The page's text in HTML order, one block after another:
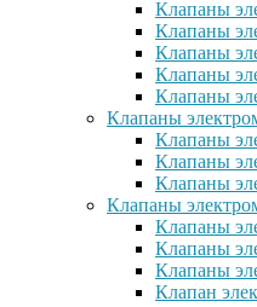
Клапаны
Клапаны
Клапаны
Клапаны
Клапаны
Клапаны
Клапаны
Клапаны
Клапаны
Клапаны
Клапаны
Клапаны
Клапаны
Клапан